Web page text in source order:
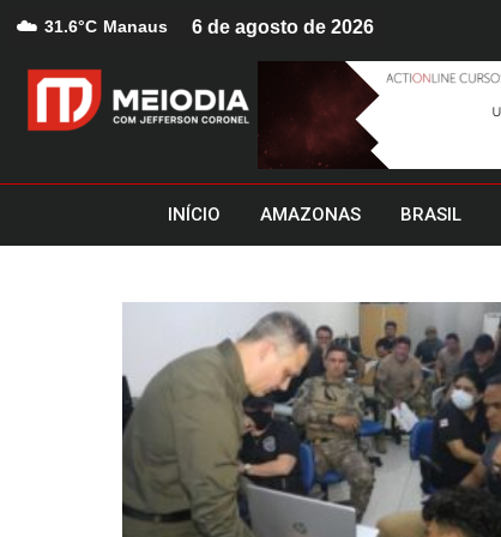
☁️ 31.6°C Manaus 6 de agosto de 2026
INÍCIO AMAZONAS BRASIL